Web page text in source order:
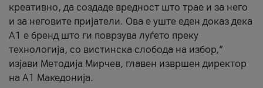
креативно, да создаде вредност што трае и за него
и за неговите пријатели. Ова е уште еден доказ дека
А1 е бренд што ги поврзува луѓето преку
технологија, со вистинска слобода на избор,“
изјави Методија Мирчев, главен извршен директор
на А1 Македонија.